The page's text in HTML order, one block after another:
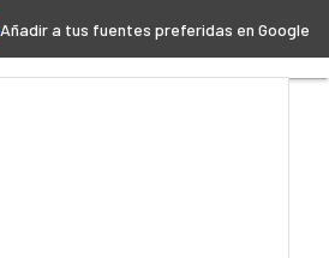
Añadir a tus fuentes preferidas en Google